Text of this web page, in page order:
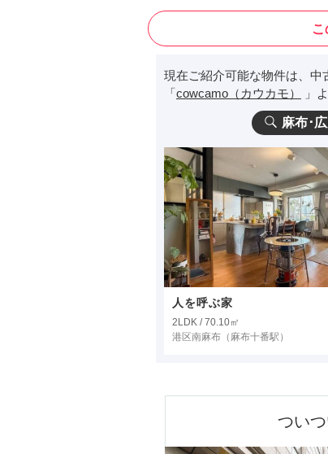
現在ご紹介可能な物件は、中
「cowcamo（カウカモ） 」
麻布･
人を呼ぶ家
2LDK / 70.10㎡
港区南麻布 （麻布十番駅）
つい